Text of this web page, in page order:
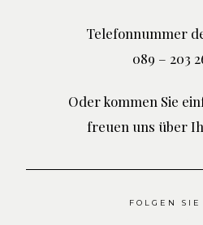
Telefonnummer
089 – 203
Oder kommen Sie
freuen uns über
FOLGEN SIE